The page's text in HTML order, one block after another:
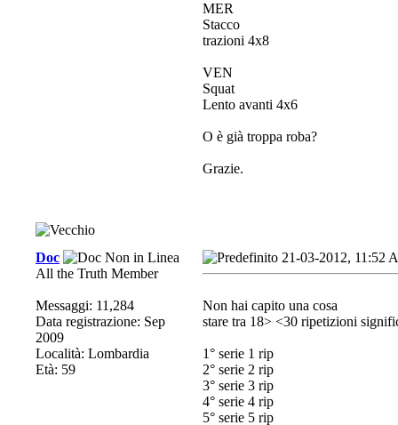
MER
Stacco
trazioni 4x8
VEN
Squat
Lento avanti 4x6
O è già troppa roba?
Grazie.
Doc
All the Truth Member
Messaggi: 11,284
Data registrazione: Sep
2009
Località: Lombardia
Età: 59
21-03-2012, 11:52
Non hai capito una cosa
stare tra 18> <30 ripetizioni
1° serie 1 rip
2° serie 2 rip
3° serie 3 rip
4° serie 4 rip
5° serie 5 rip